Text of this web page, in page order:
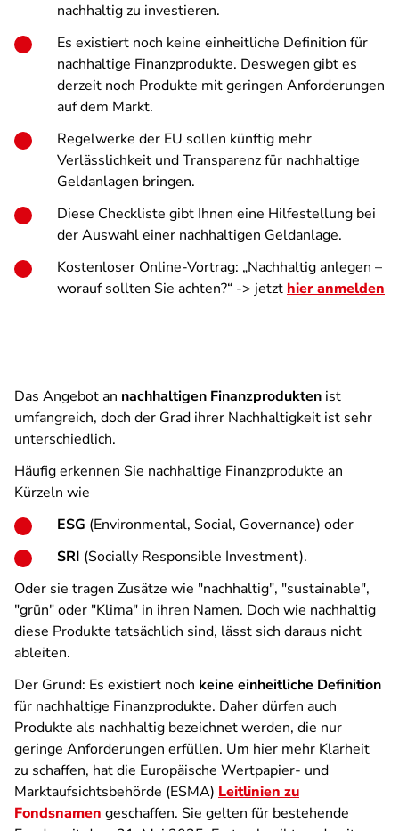
nachhaltig zu investieren.
Es existiert noch keine einheitliche Definition für
nachhaltige Finanzprodukte. Deswegen gibt es
derzeit noch Produkte mit geringen Anforderungen
auf dem Markt.
Regelwerke der EU sollen künftig mehr
Verlässlichkeit und Transparenz für nachhaltige
Geldanlagen bringen.
Diese Checkliste gibt Ihnen eine Hilfestellung bei
der Auswahl einer nachhaltigen Geldanlage.
Kostenloser Online-Vortrag: „Nachhaltig anlegen –
worauf sollten Sie achten?“ -> jetzt hier anmelden
Das Angebot an nachhaltigen Finanzprodukten ist
umfangreich, doch der Grad ihrer Nachhaltigkeit ist sehr
unterschiedlich.
Häufig erkennen Sie nachhaltige Finanzprodukte an
Kürzeln wie
ESG (Environmental, Social, Governance) oder
SRI (Socially Responsible Investment).
Oder sie tragen Zusätze wie "nachhaltig", "sustainable",
"grün" oder "Klima" in ihren Namen. Doch wie nachhaltig
diese Produkte tatsächlich sind, lässt sich daraus nicht
ableiten.
Der Grund: Es existiert noch keine einheitliche Definition
für nachhaltige Finanzprodukte. Daher dürfen auch
Produkte als nachhaltig bezeichnet werden, die nur
geringe Anforderungen erfüllen. Um hier mehr Klarheit
zu schaffen, hat die Europäische Wertpapier- und
Marktaufsichtsbehörde (ESMA) Leitlinien zu
Fondsnamen geschaffen. Sie gelten für bestehende